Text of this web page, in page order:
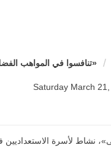
/ «تنافسوا في المواهب
نشاط لأسرة الاستعداديين